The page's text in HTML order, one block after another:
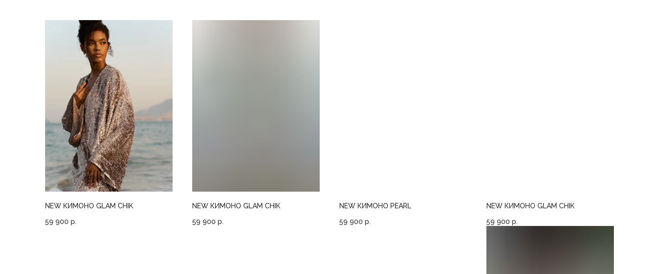
NEW КИМОНО GLAM CHIK
59 900 р.
NEW КИМОНО GLAM CHIK
59 900 р.
NEW КИМОНО PEARL
59 900 р.
NEW КИМОНО GLAM CHIK
59 900 р.